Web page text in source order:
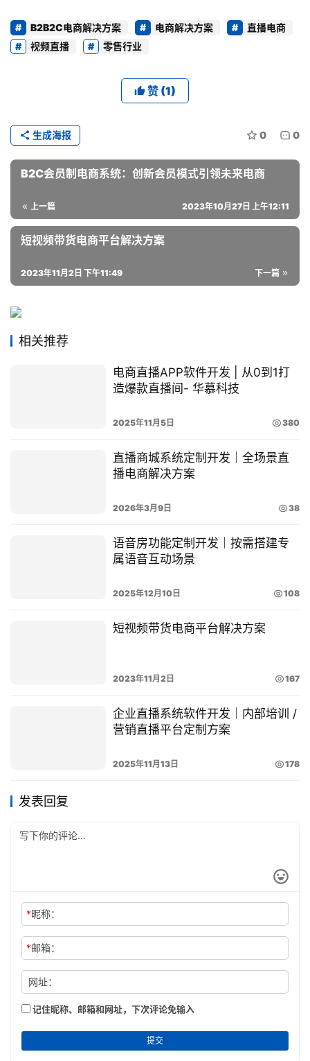
B2B2C电商解决方案 电商解决方案
直播电商
视频直播
零售行业
赞 (1)
0 0
生成海报
B2C会员制电商系统：创新会员模式引领未来电商
上一篇 2023年10月27日 上午12:11
短视频带货电商平台解决方案
下一篇
2023年11月2日 下午11:49
相关推荐
电商直播APP软件开发 | 从0到1打
造爆款直播间- 华慕科技
2025年11月5日 380
直播商城系统定制开发｜全场景直
播电商解决方案
2026年3月9日 38
语音房功能定制开发｜按需搭建专
属语音互动场景
2025年12月10日 108
短视频带货电商平台解决方案
2023年11月2日 167
企业直播系统软件开发｜内部培训 /
营销直播平台定制方案
2025年11月13日 178
发表回复
*昵称：
*邮箱：
网址：
记住昵称、邮箱和网址，下次评论免输入
提交